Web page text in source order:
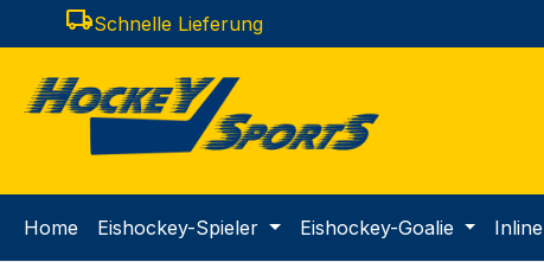
Hauptinhalt springen
Zur Suche springen
Zur Hauptnavigation springen
local_shippingSchnelle Lieferung
Home Eishockey-Spieler Eishockey-Goalie